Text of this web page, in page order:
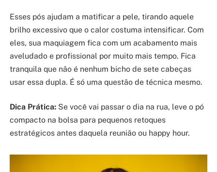
Esses pós ajudam a matificar a pele, tirando aquele
brilho excessivo que o calor costuma intensificar. Com
eles, sua maquiagem fica com um acabamento mais
aveludado e profissional por muito mais tempo. Fica
tranquila que não é nenhum bicho de sete cabeças
usar essa dupla. É só uma questão de técnica mesmo.
Dica Prática: Se você vai passar o dia na rua, leve o pó
compacto na bolsa para pequenos retoques
estratégicos antes daquela reunião ou happy hour.